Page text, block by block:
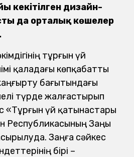
кекітілген дизайн-
да орталық көшелер
тұрғын үй
қаладағы көпқабатты
бағытындағы
түрде жалғастырып
«Тұрғын үй қатынастары
Республикасының Заңы
Заңға сәйкес
бірі –